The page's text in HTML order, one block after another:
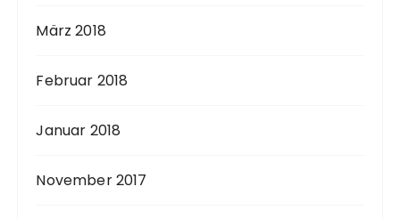
März 2018
Februar 2018
Januar 2018
November 2017